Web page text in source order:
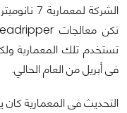
الشركة
تستخدم تلك المعمارية
فى أبريل من العام الحالي.
التحديث فى المعمارية كان